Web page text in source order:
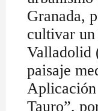
Granada,
cultivar un
Valladolid
paisaje
Tauro”,